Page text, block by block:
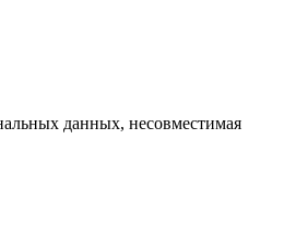
данных, несовместимая